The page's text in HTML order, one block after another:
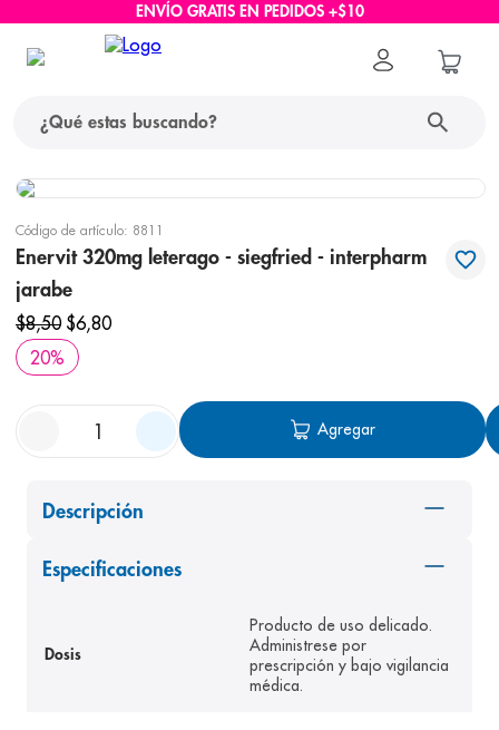
ENVÍO GRATIS EN PEDIDOS +$10
Código de artículo: 8811
Enervit 320mg leterago - siegfried - interpharm
jarabe
$8,50 $6,80
20%
Agregar
Descripción
Especificaciones
Dosis
Producto de uso delicado.
Administrese por
prescripción y bajo vigilancia
médica.
términos más buscados
1. protector solar
2.
3. eucerin
4. cerave
5. nivea
8. panolini
9. pediasure